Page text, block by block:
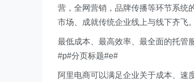
营，全网营销，品牌传播等环节系统
市场、成就传统企业线上与线下齐飞。
最低成本、最高效率、最全面的托管
#p#分页标题#e#
阿里电商可以满足企业关于成本、速